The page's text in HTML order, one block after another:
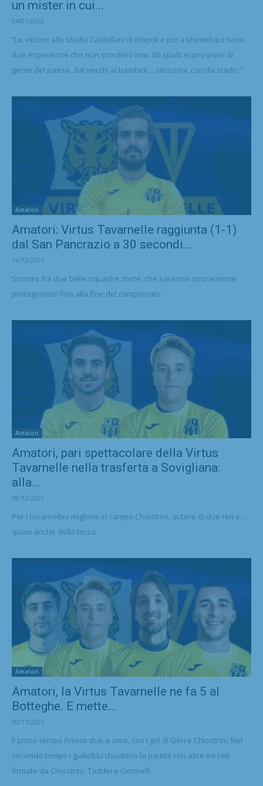
un mister in cui...
04/01/2022
“Le vittorie allo stadio Castellani di Empoli e poi a Montelupo sono
due esperienze che non scorderò mai. Gli spalti erano pieni di
gente del paese, dai vecchi ai bambini… striscioni, cori da stadio"
Amatori
Amatori: Virtus Tavarnelle raggiunta (1-1)
dal San Pancrazio a 30 secondi...
16/12/2021
Scontro fra due belle squadre, toste, che saranno sicuramente
protagoniste fino alla fine del campionato
Amatori
Amatori, pari spettacolare della Virtus
Tavarnelle nella trasferta a Sovigliana:
alla...
08/12/2021
Per i tavarnellini migliore in campo Chiostrini, autore di due reti e...
quasi anche della terza
Amatori
Amatori, la Virtus Tavarnelle ne fa 5 al
Botteghe. E mette...
30/11/2021
Il primo tempo finisce due a zero, con i gol di Gori e Chiostrini. Nel
secondo tempo i gialloblu chiudono la partita con altre tre reti
firmate da Chiostrini, Taddei e Gonnelli